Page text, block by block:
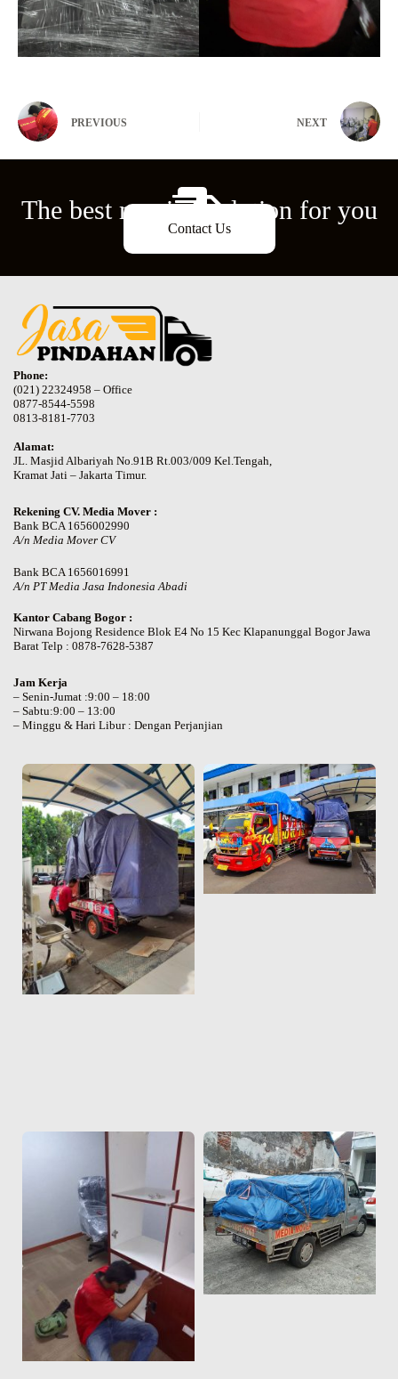
PREVIOUS NEXT
The best moving solution for you
Contact Us
Phone:
(021) 22324958 – Office
0877-8544-5598
0813-8181-7703
Alamat:
JL. Masjid Albariyah No.91B Rt.003/009 Kel.Tengah,
Kramat Jati – Jakarta Timur.
Rekening CV. Media Mover :
Bank BCA 1656002990
A/n Media Mover CV
Bank BCA 1656016991
A/n PT Media Jasa Indonesia Abadi
Kantor Cabang Bogor :
Nirwana Bojong Residence Blok E4 No 15 Kec Klapanunggal Bogor Jawa
Barat Telp : 0878-7628-5387
Jam Kerja
– Senin-Jumat :9:00 – 18:00
– Sabtu:9:00 – 13:00
– Minggu & Hari Libur : Dengan Perjanjian